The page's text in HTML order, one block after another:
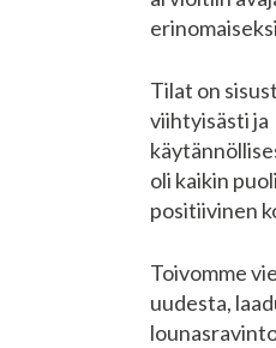
Tilat on
viihtyisästi ja
oli kaikin
positiivinen
Toivomme
uudesta,